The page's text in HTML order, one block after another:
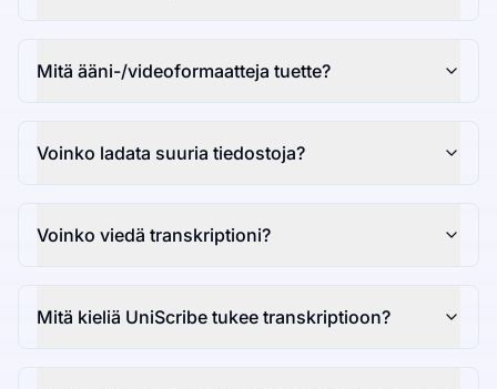
Mitä ääni-/videoformaatteja tuette?
Voinko ladata suuria tiedostoja?
Voinko viedä transkriptioni?
Mitä kieliä UniScribe tukee transkriptioon?